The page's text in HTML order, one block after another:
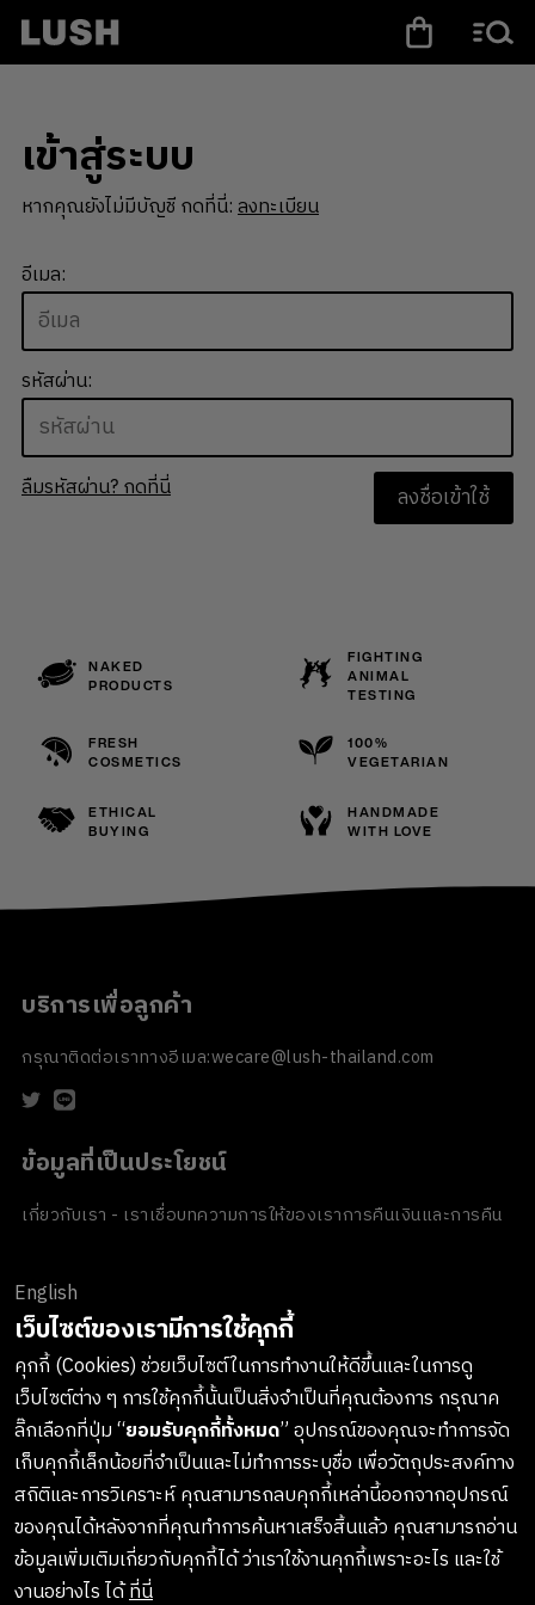
เข้าสู่ระบบ
หากคุณยังไม่มีบัญชี กดที่นี่:ลงทะเบียน
อีเมล:
รหัสผ่าน:
ลืมรหัสผ่าน? กดที่นี่ ลงชื่อเข้าใช้
NAKED
PRODUCTS
FIGHTING
ANIMAL
TESTING
FRESH
COSMETICS
100%
VEGETARIAN
ETHICAL
BUYING
HANDMADE
WITH LOVE
บริการเพื่อลูกค้า
กรุณาติดต่อเราทางอีเมล:wecare@lush-thailand.com
ข้อมูลที่เป็นประโยชน์
เกี่ยวกับเรา - เราเชื่อบทความการให้ของเราการคืนเงินและการคืน
ช่องทางการชำระเงิน
ลงทะเบียนรับข่าวสารจาก LUSH
เกาะติดทุกการอัพเดทสินค้าใหม่ๆ กิจกรรมต่างๆและอื่นๆอีกมากมาย
ทางบริษัทจะไม่เปิดเผยหรือเผยแพร่ข้อมูลส่วนตัวของคุณให้แก่
บุคคลที่สาม และคุณสามารถกดยกเลิกรับข่าวสารได้ทุกเมื่อ
English
เว็บไซต์ของเรามีการใช้คุกกี้
คุกกี้ (Cookies) ช่วยเว็บไซต์ในการทำงานให้ดีขึ้นและในการดู
เว็บไซต์ต่าง ๆ การใช้คุกกี้นั้นเป็นสิ่งจำเป็นที่คุณต้องการ กรุณาค
ลิ๊กเลือกที่ปุ่ม “ยอมรับคุกกี้ทั้งหมด” อุปกรณ์ของคุณจะทำการจัด
เก็บคุกกี้เล็กน้อยที่จำเป็นและไม่ทำการระบุชื่อ เพื่อวัตถุประสงค์ทาง
สถิติและการวิเคราะห์ คุณสามารถลบคุกกี้เหล่านี้ออกจากอุปกรณ์
ของคุณได้หลังจากที่คุณทำการค้นหาเสร็จสิ้นแล้ว คุณสามารถอ่าน
ข้อมูลเพิ่มเติมเกี่ยวกับคุกกี้ได้ ว่าเราใช้งานคุกกี้เพราะอะไร และใช้
งานอย่างไร ได้ที่นี่